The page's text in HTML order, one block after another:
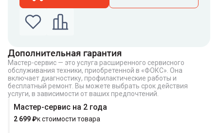
Введите номер телефона по которому можно
связаться с вами
Номер телефона
Дополнительная гарантия
Мастер-сервис — это услуга расширенного сервисного
обслуживания техники, приобретенной в «ФОКС». Она
включает диагностику, профилактические работы и
бесплатный ремонт. Вы можете выбрать срок действия
услуги, в зависимости от ваших предпочтений.
Мастер-сервис на 2 года
2 699₽к стоимости товара